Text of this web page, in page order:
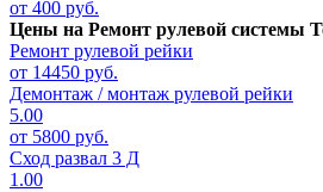
от 400 руб.
Цены на Ремонт рулевой системы
Ремонт рулевой рейки
от 14450 руб.
Демонтаж / монтаж рулевой рейки
5.00
от 5800 руб.
Сход развал 3 Д
1.00